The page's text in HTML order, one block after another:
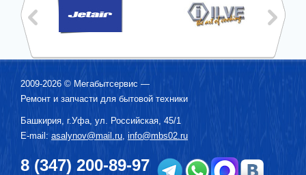
2009-2026 © Мегабытсервис —
Ремонт и запчасти для бытовой техники
Башкирия, г.Уфа, ул. Российская, 45/1
E-mail: asalynov@mail.ru, info@mbs02.ru
8 (347) 200-89-97